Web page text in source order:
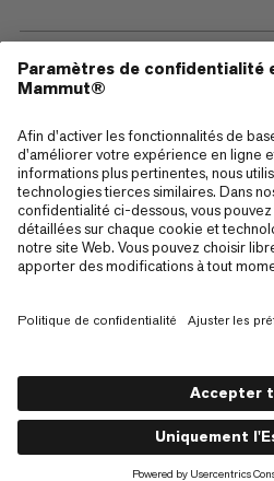
—
Sitemap
Cookies
Mentions Légales
Politique de confidentialité des données
Conditions d'utilisation